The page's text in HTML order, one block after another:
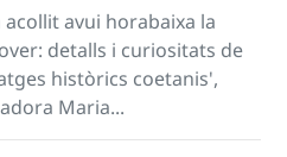
avui horabaixa la
detalls i curiositats de
històrics coetanis',
Maria...